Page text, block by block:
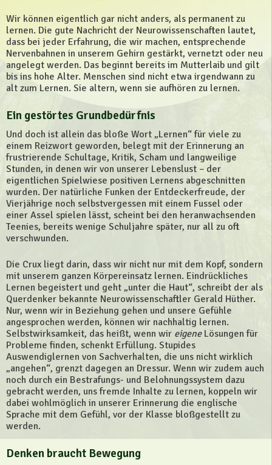
Wir können eigentlich gar nicht anders, als permanent zu
lernen. Die gute Nachricht der Neurowissenschaften lautet,
dass bei jeder Erfahrung, die wir machen, entsprechende
Nervenbahnen in unserem Gehirn gestärkt, vernetzt oder neu
angelegt werden. Das beginnt bereits im Mutterlaib und gilt
bis ins hohe Alter. Menschen sind nicht etwa irgendwann zu
alt zum Lernen. Sie altern, wenn sie aufhören zu lernen.
Ein gestörtes Grundbedürfnis
Und doch ist allein das bloße Wort „Lernen“ für viele zu
einem Reizwort geworden, belegt mit der Erinnerung an
frustrierende Schultage, Kritik, Scham und langweilige
Stunden, in denen wir von unserer Lebenslust – der
eigentlichen Spielwiese positiven Lernens abgeschnitten
wurden. Der natürliche Funken der Entdeckerfreude, der
Vierjährige noch selbstvergessen mit einem Fussel oder
einer Assel spielen lässt, scheint bei den heranwachsenden
Teenies, bereits wenige Schuljahre später, nur all zu oft
verschwunden.
Die Crux liegt darin, dass wir nicht nur mit dem Kopf, sondern
mit unserem ganzen Körpereinsatz lernen. Eindrückliches
Lernen begeistert und geht „unter die Haut“, schreibt der als
Querdenker bekannte Neurowissenschaftler Gerald Hüther.
Nur, wenn wir in Beziehung gehen und unsere Gefühle
angesprochen werden, können wir nachhaltig lernen.
Selbstwirksamkeit, das heißt, wenn wir eigeneLösungen für
Probleme finden, schenkt Erfüllung. Stupides
Auswendiglernen von Sachverhalten, die uns nicht wirklich
„angehen“, grenzt dagegen an Dressur. Wenn wir zudem auch
noch durch ein Bestrafungs- und Belohnungssystem dazu
gebracht werden, uns fremde Inhalte zu lernen, koppeln wir
dabei wohlmöglich in unserer Erinnerung die englische
Sprache mit dem Gefühl, vor der Klasse bloßgestellt zu
werden.
Denken braucht Bewegung